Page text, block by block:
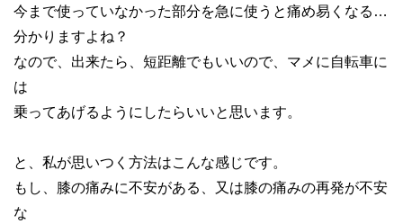
今まで使っていなかった部分を急に使うと痛め易くなる…
分かりますよね？
なので、出来たら、短距離でもいいので、マメに自転車に
は
乗ってあげるようにしたらいいと思います。
と、私が思いつく方法はこんな感じです。
もし、膝の痛みに不安がある、又は膝の痛みの再発が不安
な